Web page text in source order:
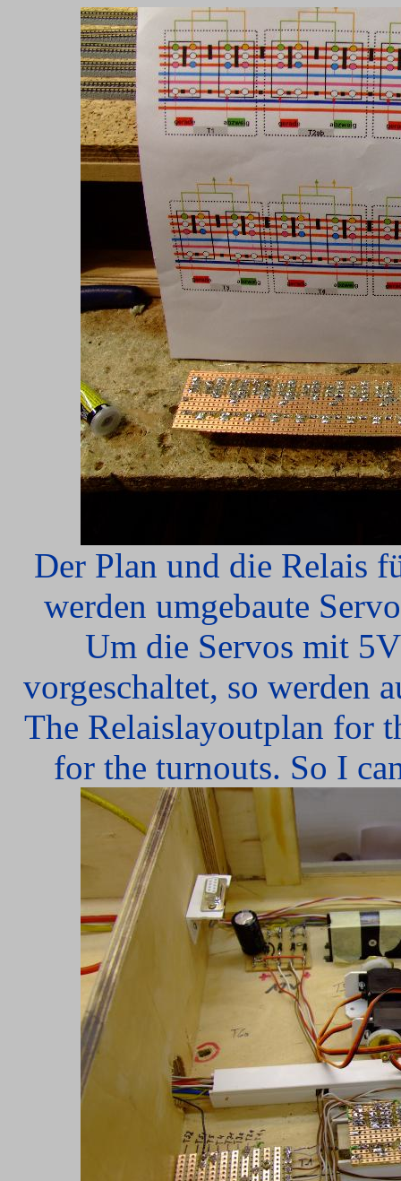
Der Plan und die Relais
werden umgebaute
Um die Servos mit
vorgeschaltet, so werden
The Relaislayoutplan for
for the turnouts. So I